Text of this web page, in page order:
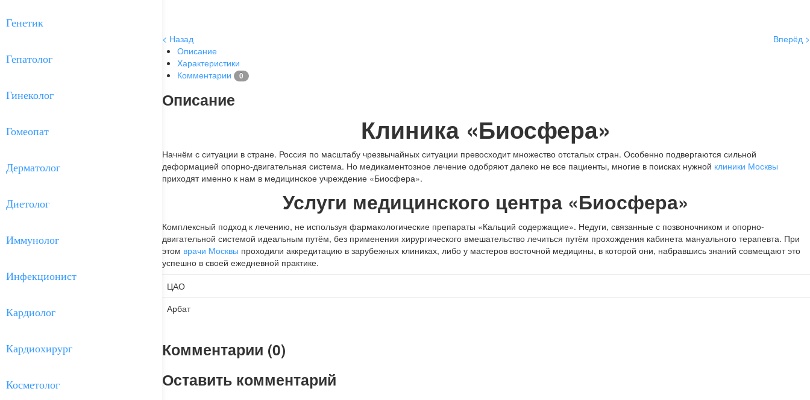
< Назад
Вперёд >
Описание
Характеристики
Комментарии
0
Описание
Клиника «Биосфера»
Начнём с ситуации в стране. Россия по масштабу чрезвычайных ситуации превосходит множество отсталых стран. Особенно подвергаются сильной
деформацией опорно-двигательная система. Но медикаментозное лечение одобряют далеко не все пациенты, многие в поисках нужной клиники Москвы
приходят именно к нам в медицинское учреждение «Биосфера».
Услуги медицинского центра «Биосфера»
Комплексный подход к лечению, не используя фармакологические препараты «Кальций содержащие». Недуги, связанные с позвоночником и опорно-
двигательной системой идеальным путём, без применения хирургического вмешательство лечиться путём прохождения кабинета мануального терапевта. При
этом врачи Москвы проходили аккредитацию в зарубежных клиниках, либо у мастеров восточной медицины, в которой они, набравшись знаний совмещают это
успешно в своей ежедневной практике.
ЦАО
Арбат
Комментарии (0)
Оставить комментарий
Генетик
Гепатолог
Гинеколог
Гомеопат
Дерматолог
Диетолог
Иммунолог
Инфекционист
Кардиолог
Кардиохирург
Косметолог